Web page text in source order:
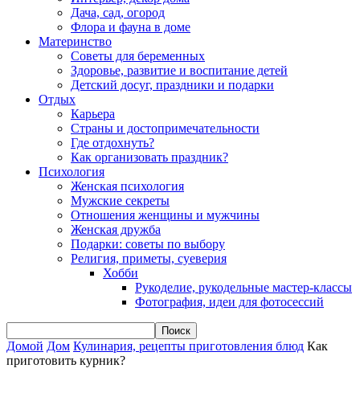
Дача, сад, огород
Флора и фауна в доме
Материнство
Советы для беременных
Здоровье, развитие и воспитание детей
Детский досуг, праздники и подарки
Отдых
Карьера
Страны и достопримечательности
Где отдохнуть?
Как организовать праздник?
Психология
Женская психология
Мужские секреты
Отношения женщины и мужчины
Женская дружба
Подарки: советы по выбору
Религия, приметы, суеверия
Хобби
Рукоделие, рукодельные мастер-классы
Фотография, идеи для фотосессий
Домой Дом Кулинария, рецепты приготовления блюд Как
приготовить курник?